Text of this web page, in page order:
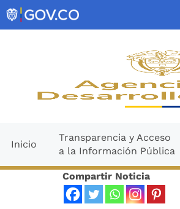
contenido
al
contenido
Inicio
Transparencia y Acceso
a la Información Pública
Compartir Noticia